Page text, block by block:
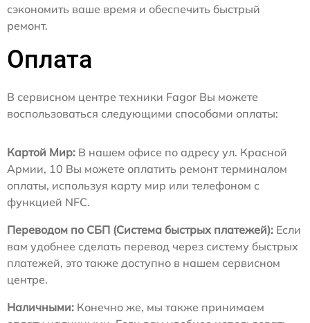
сэкономить ваше время и обеспечить быстрый
ремонт.
Оплата
В сервисном центре техники Fagor Вы можете
воспользоваться следующими способами оплаты:
Картой Мир: В нашем офисе по адресу ул. Красной
Армии, 10 Вы можете оплатить ремонт терминалом
оплаты, используя карту мир или телефоном с
функцией NFC.
Переводом по СБП (Система быстрых платежей): Если
вам удобнее сделать перевод через систему быстрых
платежей, это также доступно в нашем сервисном
центре.
Наличными: Конечно же, мы также принимаем